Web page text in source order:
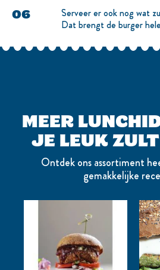
Serveer er ook nog wat
Dat brengt de burger
MEER
JE LEUK
Ontdek ons assortiment
gemakkelijke